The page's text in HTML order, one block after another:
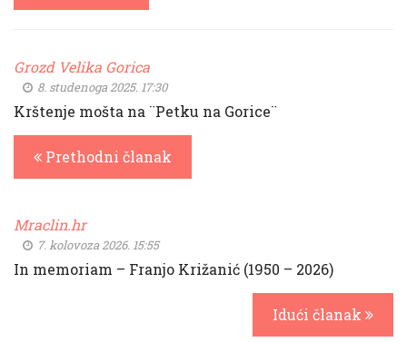
Grozd Velika Gorica
8. studenoga 2025. 17:30
Krštenje mošta na ¨Petku na Gorice¨
Prethodni članak
Mraclin.hr
7. kolovoza 2026. 15:55
In memoriam – Franjo Križanić (1950 – 2026)
Idući članak